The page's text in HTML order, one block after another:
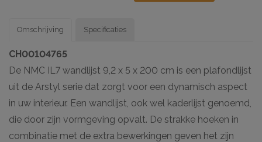
Omschrijving
CH00104765
De NMC IL7 wandlijst 9,2 x 5 x 200 cm is een plafondlijst
uit de Arstyl serie dat zorgt voor een dynamisch aspect
in uw interieur. Een wandlijst, ook wel kaderlijst genoemd,
die door zijn vormgeving opvalt. De strakke hoeken in
combinatie met de extra bewerkingen geven het zijn
Specificaties